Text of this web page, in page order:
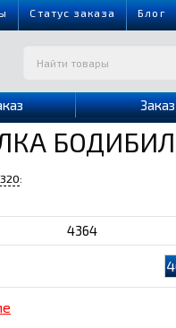
Cтатус заказа Блог
:
4364